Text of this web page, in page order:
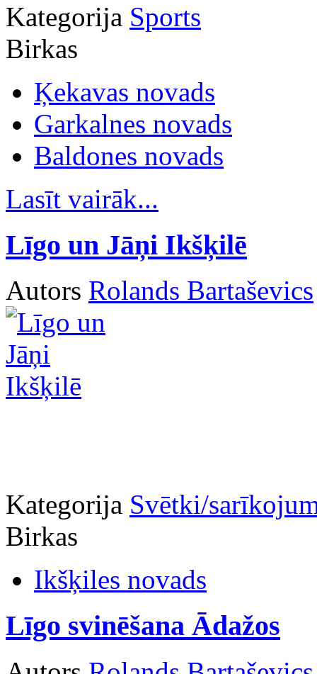
Kategorija Sports
Birkas
Ķekavas novads
Garkalnes novads
Baldones novads
Lasīt vairāk...
Līgo un Jāņi Ikšķilē
Autors Rolands Bartaševics
Kategorija Svētki/
Birkas
Ikšķiles novads
Līgo svinēšana Ādažos